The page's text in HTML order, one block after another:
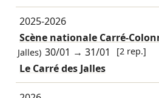
2025-2026
Scène nationale Carré-
Jalles) 30/01 →31/01 [2 rep.]
Le Carré des Jalles